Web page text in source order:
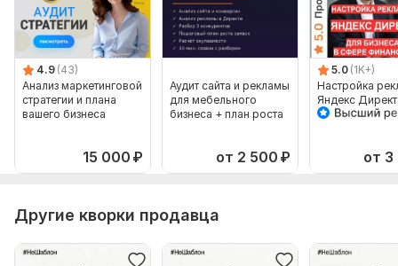
Заполнение расширений
Консультация
Количество ключевых слов: 100
Срок выполнения:
2 дня
4.9 (43)
Анализ маркетинговой
стратегии и плана
вашего бизнеса
15 000 ₽
Аудит сайта и рекламы
для мебельного
бизнеса + план роста
от 2 500 ₽
5.0 (1K+)
Настройка
Яндекс
поиске для
от
Другие кворки продавца